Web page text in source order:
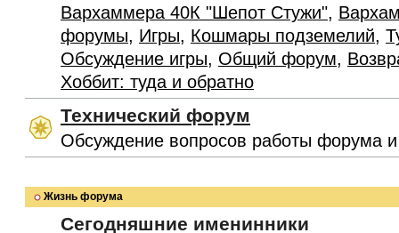
Вархаммера 40К "Шепот Стужи",
форумы, Игры, Кошмары подземелий,
Обсуждение игры, Общий форум,
Хоббит: туда и обратно
Технический форум
Обсуждение вопросов работы форума и
Жизнь форума
Сегодняшние именинники